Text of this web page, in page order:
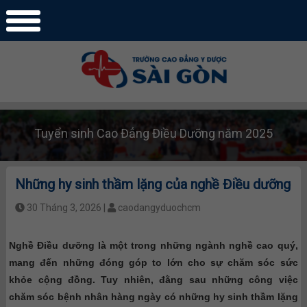
Tuyển sinh Cao Đẳng Điều Dưỡng năm 2025
Những hy sinh thầm lặng của nghề Điều dưỡng
30 Tháng 3, 2026 | caodangyduochcm
Nghề Điều dưỡng là một trong những ngành nghề cao quý,
mang đến những đóng góp to lớn cho sự chăm sóc sức
khỏe cộng đồng. Tuy nhiên, đằng sau những công việc
chăm sóc bệnh nhân hàng ngày có những hy sinh thầm lặng